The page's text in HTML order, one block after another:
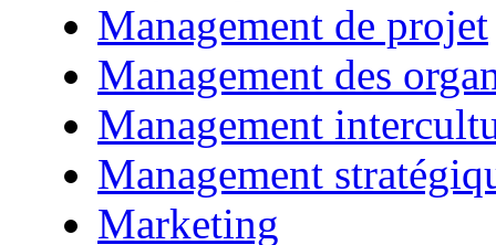
Management de projet
Management des
Management
Management
Marketing